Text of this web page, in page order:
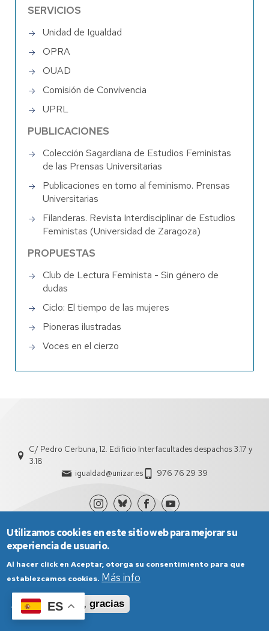
ES
SERVICIOS
Unidad de Igualdad
OPRA
OUAD
Comisión de Convivencia
UPRL
PUBLICACIONES
Colección Sagardiana de Estudios Feministas
de las Prensas Universitarias
Publicaciones en torno al feminismo. Prensas
Universitarias
Filanderas. Revista Interdisciplinar de Estudios
Feministas (Universidad de Zaragoza)
PROPUESTAS
Club de Lectura Feminista - Sin género de
dudas
Ciclo: El tiempo de las mujeres
Pioneras ilustradas
Voces en el cierzo
C/ Pedro Cerbuna, 12. Edificio Interfacultades despachos 3.17 y
3.18
igualdad@unizar.es
976 76 29 39
Aviso Legal
Condiciones generales de uso
Política de Privacidad
Utilizamos cookies en este sitio web para mejorar su
experiencia de usuario.
Al hacer click en Aceptar, otorga su consentimiento para que
establezcamos cookies. Más info
Aceptar
No, gracias